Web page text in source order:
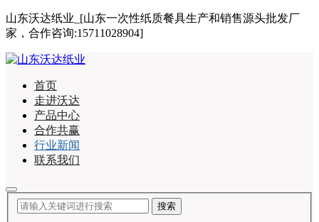
山东沃达纸业_[山东一次性纸质餐具生产和销售源头批发厂
家，合作咨询:15711028904]
首页
走进沃达
产品中心
合作共赢
行业新闻
联系我们